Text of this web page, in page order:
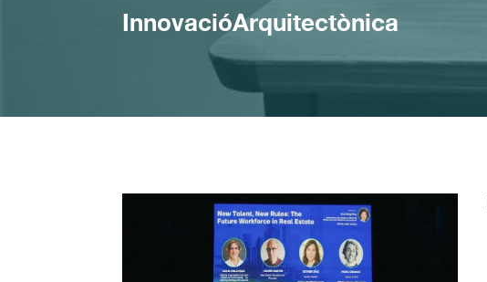
InnovacióArquitectònica